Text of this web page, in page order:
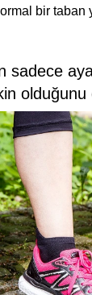
bir taban
sadece
olduğunu